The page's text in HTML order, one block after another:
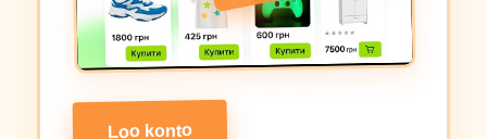
Loo konto